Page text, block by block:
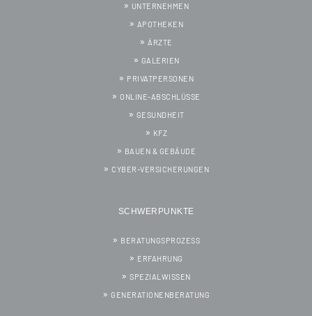
UNTERNEHMEN
APOTHEKEN
ÄRZTE
GALERIEN
PRIVATPERSONEN
ONLINE-ABSCHLÜSSE
GESUNDHEIT
KFZ
BAUEN & GEBÄUDE
CYBER-VERSICHERUNGEN
SCHWERPUNKTE
BERATUNGSPROZESS
ERFAHRUNG
SPEZIALWISSEN
GENERATIONENBERATUNG